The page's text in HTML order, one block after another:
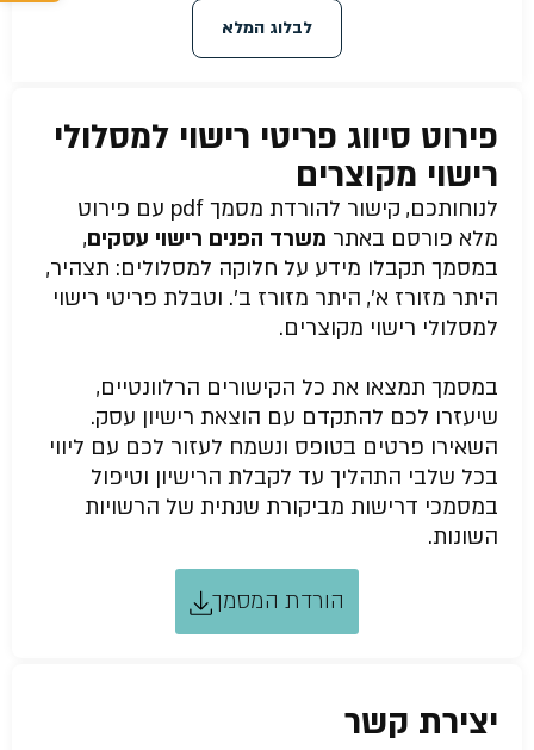
לבלוג המלא
פירוט סיווג פריטי רישוי למסלולי
רישוי מקוצרים
לנוחותכם, קישור להורדת מסמך pdf עם פירוט
מלא פורסם באתר משרד הפנים רישוי עסקים,
במסמך תקבלו מידע על חלוקה למסלולים: תצהיר,
היתר מזורז א’, היתר מזורז ב’. וטבלת פריטי רישוי
למסלולי רישוי מקוצרים.
במסמך תמצאו את כל הקישורים הרלוונטיים,
שיעזרו לכם להתקדם עם הוצאת רישיון עסק.
השאירו פרטים בטופס ונשמח לעזור לכם עם ליווי
בכל שלבי התהליך עד לקבלת הרישיון וטיפול
במסמכי דרישות מביקורת שנתית של הרשויות
השונות.
הורדת המסמך
יצירת קשר